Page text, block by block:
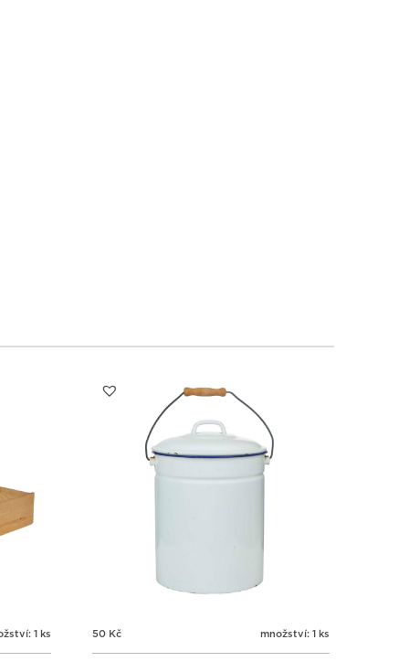
1 ks 50 Kč množství: 1 ks